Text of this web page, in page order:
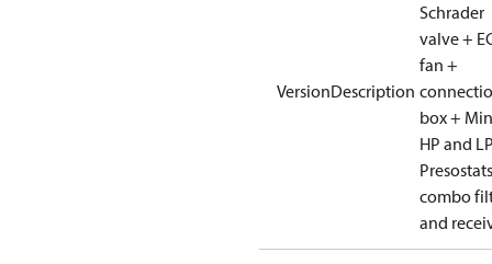
VersionDescription
Schrader
valve +
fan +
box + Min
HP and
combo
and